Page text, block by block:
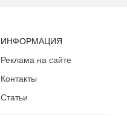
ИНФОРМАЦИЯ
Реклама на сайте
Контакты
Статьи